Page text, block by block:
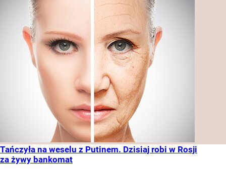
Tańczyła na weselu z Putinem. Dzisiaj robi w Rosji
za żywy bankomat